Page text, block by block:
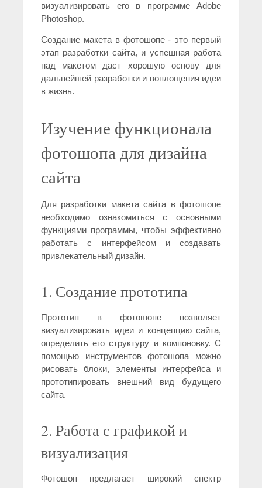
визуализировать его в программе Adobe
Photoshop.
Создание макета в фотошопе - это первый
этап разработки сайта, и успешная работа
над макетом даст хорошую основу для
дальнейшей разработки и воплощения идеи
в жизнь.
Изучение функционала
фотошопа для дизайна
сайта
Для разработки макета сайта в фотошопе
необходимо ознакомиться с основными
функциями программы, чтобы эффективно
работать с интерфейсом и создавать
привлекательный дизайн.
1. Создание прототипа
Прототип в фотошопе позволяет
визуализировать идеи и концепцию сайта,
определить его структуру и компоновку. С
помощью инструментов фотошопа можно
рисовать блоки, элементы интерфейса и
прототипировать внешний вид будущего
сайта.
2. Работа с графикой и
визуализация
Фотошоп предлагает широкий спектр